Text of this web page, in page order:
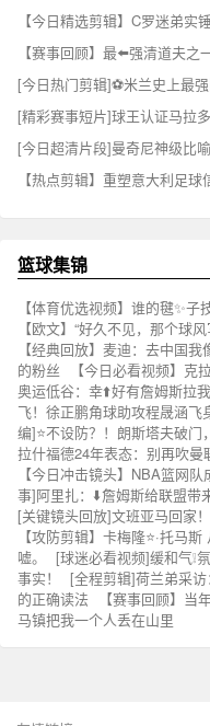
[精彩赛事短片]球王认证马拉
篮球集锦
【体育优选视频】谁的毽✨子
【欧文】“好久不见，那个球
【经典回放】麦迪：去中国
的粉丝
【今日必看视频】克
奥运低谷：幸⬆️好有詹姆斯拉
飞！徐正鹏角球助攻程晟涵飞
编]⭐不设防？！朗斯塔夫破门
拉什福德24年表态：别再吹
【今日冲击镜头】NBA篮网
事]阿里扎：⬇️詹姆斯给联盟带
[关键镜头回放]文班亚马回家
【攻防剪辑】卡梅隆⭐·托马
嘘。
[球迷必看视频]缓和气
事实！
[全程剪辑]荷兰弟采访
的正确读法
【赛事回顾】当
马镇把我一个人丢在山里